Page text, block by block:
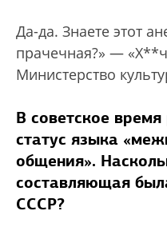
Да-да. Знаете этот
прачечная?» —
Министерство
В советское
статус языка
общения».
составляющая
СССР?